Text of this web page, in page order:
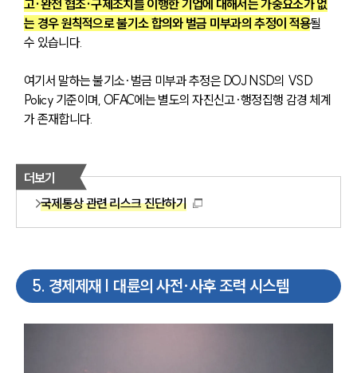
고·완전 협조·구제조치를 이행한 기업에 대해서는 가중요소가 없
는 경우 원칙적으로 불기소 합의와 벌금 미부과의 추정이 적용될
수 있습니다.
여기서 말하는 불기소·벌금 미부과 추정은 DOJ NSD의 VSD
Policy 기준이며, OFAC에는 별도의 자진신고·행정집행 감경 체계
가 존재합니다.
더보기
국제통상 관련 리스크 진단하기
5. 경제제재 | 대륜의 사전·사후 조력 시스템